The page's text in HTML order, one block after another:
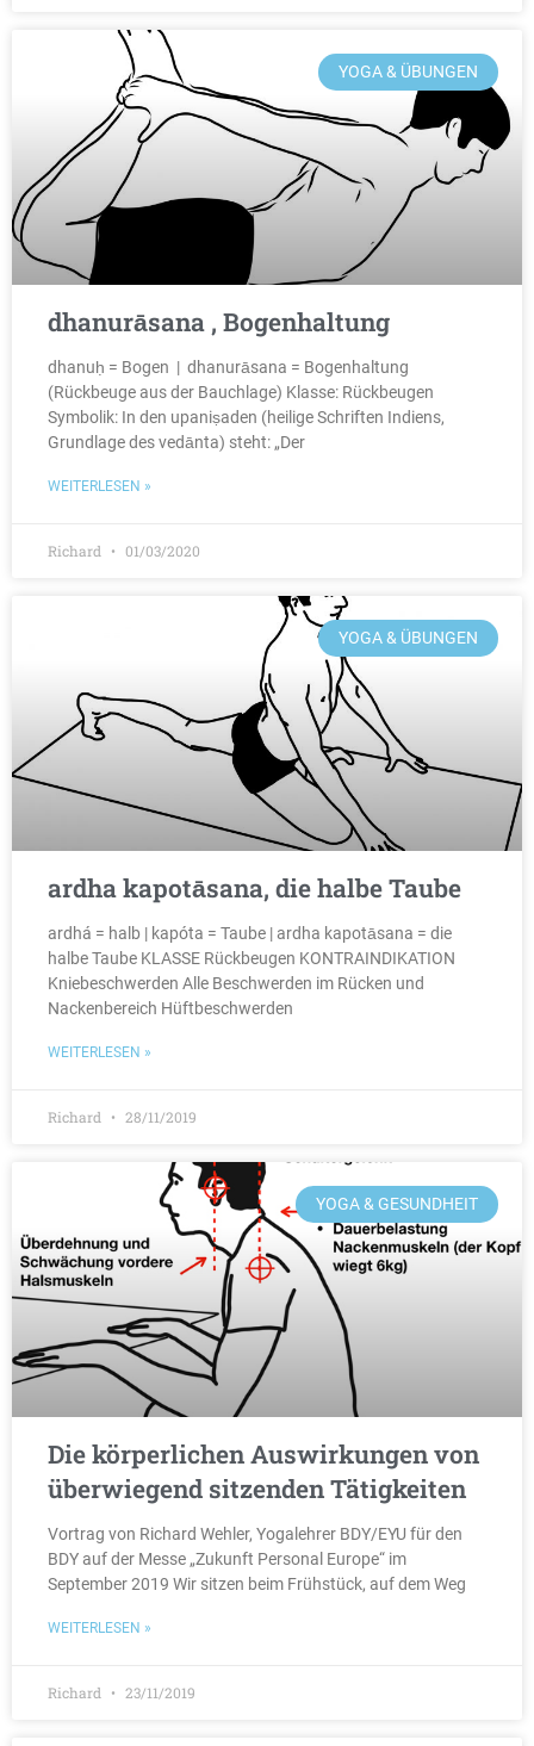
YOGA & ÜBUNGEN
dhanurāsana , Bogenhaltung
dhanuḥ = Bogen | dhanurāsana = Bogenhaltung
(Rückbeuge aus der Bauchlage) Klasse: Rückbeugen
Symbolik: In den upaniṣaden (heilige Schriften Indiens,
Grundlage des vedānta) steht: „Der
WEITERLESEN »
Richard 01/03/2020
YOGA & ÜBUNGEN
ardha kapotāsana, die halbe Taube
ardhá = halb | kapóta = Taube | ardha kapotāsana = die
halbe Taube KLASSE Rückbeugen KONTRAINDIKATION
Kniebeschwerden Alle Beschwerden im Rücken und
Nackenbereich Hüftbeschwerden
WEITERLESEN »
Richard 28/11/2019
YOGA & GESUNDHEIT
Die körperlichen Auswirkungen von
überwiegend sitzenden Tätigkeiten
Vortrag von Richard Wehler, Yogalehrer BDY/EYU für den
BDY auf der Messe „Zukunft Personal Europe“ im
September 2019 Wir sitzen beim Frühstück, auf dem Weg
WEITERLESEN »
Richard 23/11/2019